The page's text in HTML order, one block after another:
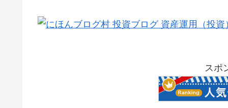
スポ